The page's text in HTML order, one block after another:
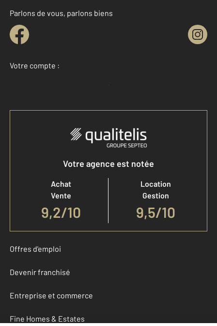
Parlons de vous, parlons biens
Votre compte :
Accéder à mon compte
Votre agence est notée
Achat
Vente
9,2/10
Location
Gestion
9,5/10
Offres d'emploi
Devenir franchisé
Entreprise et commerce
Fine Homes & Estates